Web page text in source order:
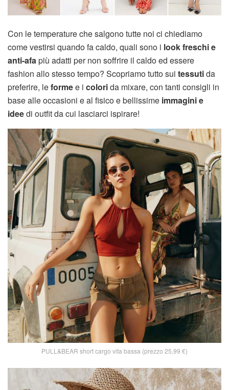
Con le temperature che salgono tutte noi ci chiediamo
come vestirsi quando fa caldo, quali sono i look freschi e
anti-afa più adatti per non soffrire il caldo ed essere
fashion allo stesso tempo? Scopriamo tutto sui tessutida
preferire, leformee i colorida mixare, con tanti consigli in
base alle occasioni e al fisico e bellissime immagini e
ideedi outfit da cui lasciarci ispirare!
PULL&BEAR short cargo vita bassa (prezzo 25,99 €)